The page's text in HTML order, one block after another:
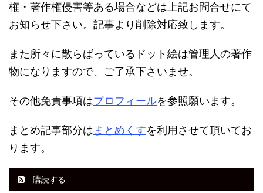
権・著作権侵害等ある場合などは上記お問合せにて
お知らせ下さい。記事より削除対応致します。
また所々に散らばっているドット絵は管理人の著作
物になりますので、ご了承下さいませ。
その他免責事項はプロフィールを参照願います。
まとめ記事部分はまとめくすを利用させて頂いてお
ります。
購読する